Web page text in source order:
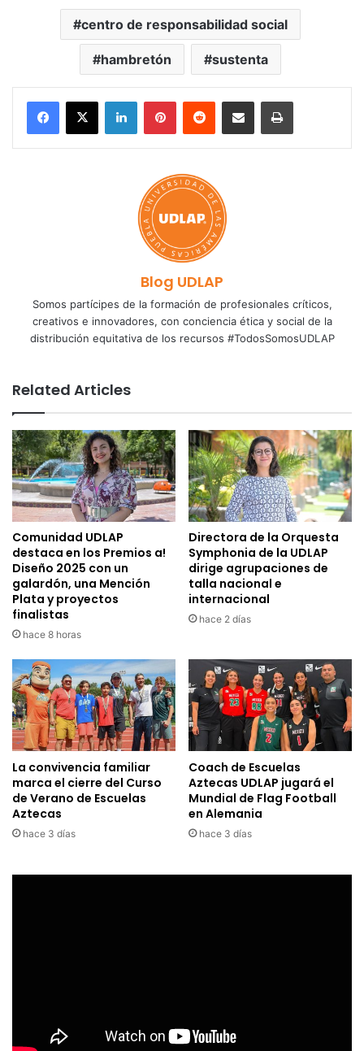
centro de responsabilidad social
hambretón sustenta
LinkedInPinterestReddit Share via Email Print
Blog UDLAP
Somos partícipes de la formación de profesionales críticos,
creativos e innovadores, con conciencia ética y social de la
distribución equitativa de los recursos #TodosSomosUDLAP
Related Articles
Comunidad UDLAP
destaca en los Premios a!
Diseño 2025 con un
galardón, una Mención
Plata y proyectos
finalistas
hace 8 horas
Directora de la Orquesta
Symphonia de la UDLAP
dirige agrupaciones de
talla nacional e
internacional
hace 2 días
La convivencia familiar
marca el cierre del Curso
de Verano de Escuelas
Aztecas
hace 3 días
Coach de Escuelas
Aztecas UDLAP jugará el
Mundial de Flag Football
en Alemania
hace 3 días